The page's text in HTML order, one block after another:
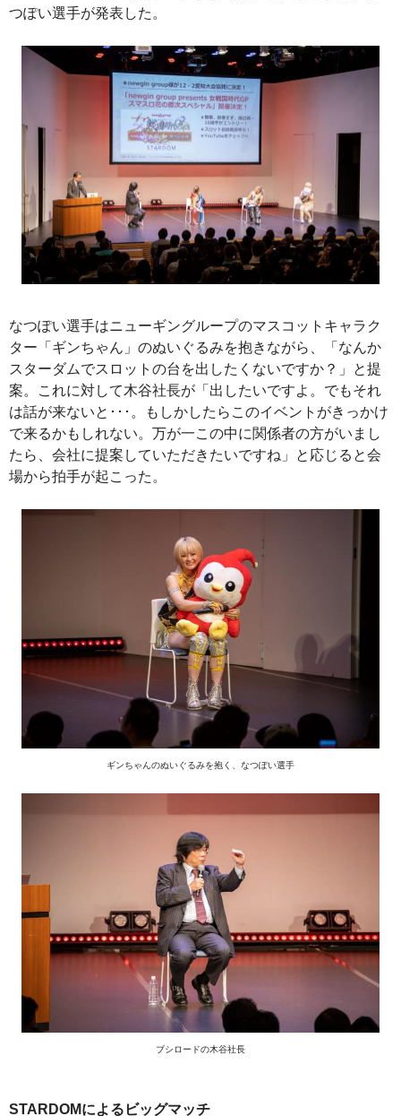
つぽい選手が発表した。
なつぽい選手はニューギングループのマスコットキャラク
ター「ギンちゃん」のぬいぐるみを抱きながら、「なんか
スターダムでスロットの台を出したくないですか？」と提
案。これに対して木谷社長が「出したいですよ。でもそれ
は話が来ないと･･･。もしかしたらこのイベントがきっかけ
で来るかもしれない。万が一この中に関係者の方がいまし
たら、会社に提案していただきたいですね」と応じると会
場から拍手が起こった。
ギンちゃんのぬいぐるみを抱く、なつぽい選手
ブシロードの木谷社長
STARDOMによるビッグマッチ